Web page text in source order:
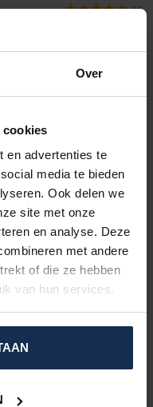
Over
cookies
en advertenties te
media te bieden
Ook delen we
site met onze
en analyse. Deze
met andere
of die ze hebben
van hun services.
€39,95
het bestelproces?
één van onze
producten.be